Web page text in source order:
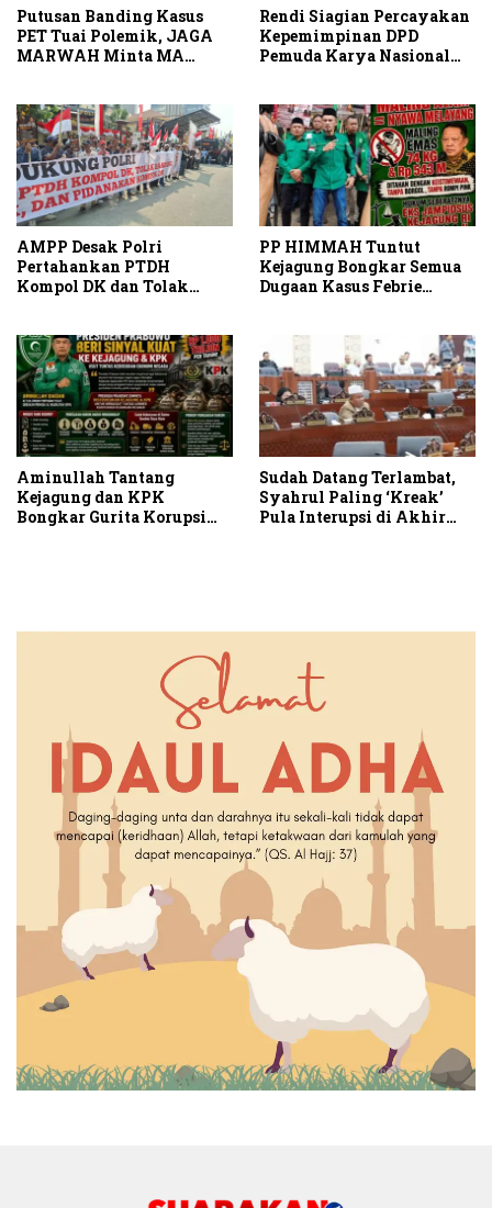
Putusan Banding Kasus
PET Tuai Polemik, JAGA
MARWAH Minta MA
Rendi Siagian Percayakan
Kepemimpinan DPD
Pemuda Karya Nasional
AMPP Desak Polri
Pertahankan PTDH
Kompol DK dan Tolak
PP HIMMAH Tuntut
Kejagung Bongkar Semua
Dugaan Kasus Febrie
Aminullah Tantang
Kejagung dan KPK
Bongkar Gurita Korupsi
Sudah Datang Terlambat,
Syahrul Paling ‘Kreak’
Pula Interupsi di Akhir